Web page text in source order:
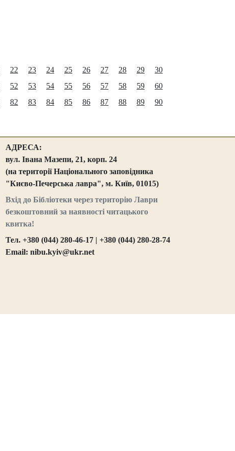
22 23 24 25 26 27 28 29
30
52 53 54 55 56 57 58 59
60
82 83 84 85 86 87 88 89
90
АДРЕСА:
вул. Івана Мазепи, 21, корп. 24
(на території Національного заповідника
"Києво-Печерська лавра", м. Київ, 01015)
Вхід до Бібліотеки через територію Лаври
безкоштовний за наявності читацького
квитка!
Тел. +380 (044) 280-46-17 | +380 (044) 280-28-74
Email: nibu.kyiv@ukr.net